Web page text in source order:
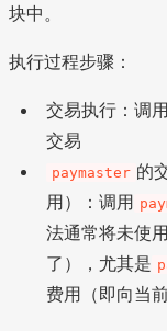
块中。
执行过程步骤：
交易执行：调
交易
paymaster 的
用）：调用
法通常将未使
了），尤其是
费用（即向当